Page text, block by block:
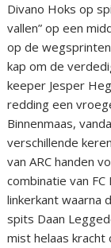
Divano Hoks op
vallen” op een
op de
kap om de
keeper Jesper
redding een
Binnenmaas,
verschillende
van ARC handen
combinatie van
linkerkant waarna
spits Daan
mist helaas